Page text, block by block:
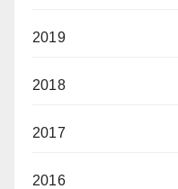
2019
2018
2017
2016